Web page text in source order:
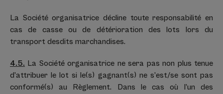
La Société organisatrice décline toute responsabilité en
cas de casse ou de détérioration des lots lors du
transport desdits marchandises.
4.5. La Société organisatrice ne sera pas non plus tenue
d’attribuer le lot si le(s) gagnant(s) ne s’est/se sont pas
conformé(s) au Règlement. Dans le cas où l’un des